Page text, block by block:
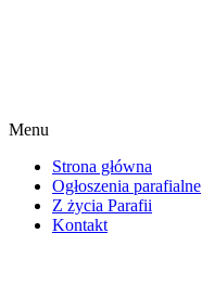
Menu
Strona główna
Ogłoszenia parafialne
Z życia Parafii
Kontakt